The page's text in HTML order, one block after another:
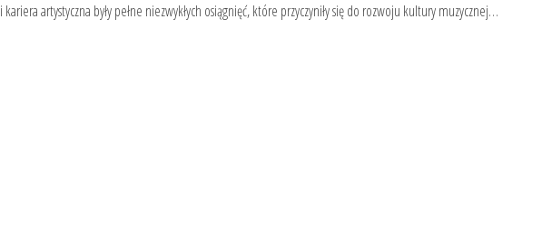
artystyczna były pełne niezwykłych osiągnięć, które przyczyniły się do rozwoju kultury muzycznej…